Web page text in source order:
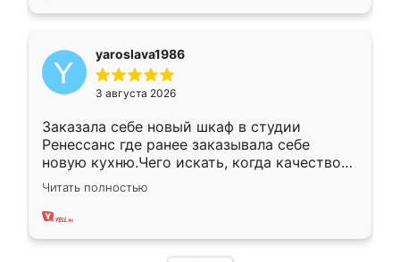
yaroslava1986
3 августа 2026
Заказала себе новый шкаф в студии
Ренессанс где ранее заказывала себе
новую кухню.Чего искать, когда качеством
вполне довольна. Служит кухня уже почти
два года, нареканий нет.
Читать полностью